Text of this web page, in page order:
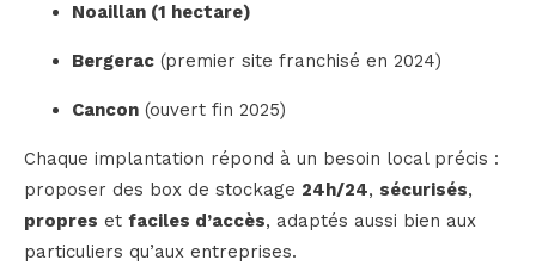
Noaillan (1 hectare)
Bergerac (premier site franchisé en 2024)
Cancon (ouvert fin 2025)
Chaque implantation répond à un besoin local précis :
proposer des box de stockage 24h/24, sécurisés,
propres et faciles d’accès, adaptés aussi bien aux
particuliers qu’aux entreprises.